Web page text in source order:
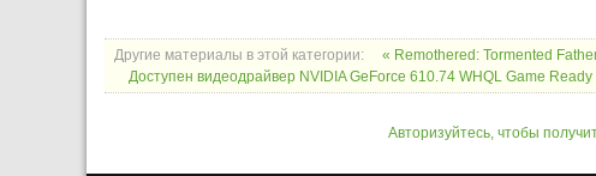
Другие материалы в этой категории:
« Remothered: Tormented
Доступен видеодрайвер NVIDIA GeForce 610.74 WHQL Game Ready
Авторизуйтесь, чтобы